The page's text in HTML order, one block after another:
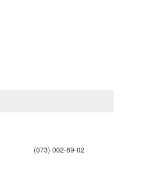
(073) 002-89-02